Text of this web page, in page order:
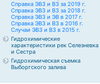
Справка ЭВЗ и ВЗ за 2019 г.
Справка ЭВЗ и ВЗ за 2018 г.
Справка ЭВЗ и ЭВ в 2017 г.
Справка ЭВЗ и ВЗ в 2016 г.
Случаи ЭВЗ и ВЗ в 2015 г.
Гидрохимические
характеристики рек Селезневка
и Сестра
Гидрохимическая съемка
Выборгского залива